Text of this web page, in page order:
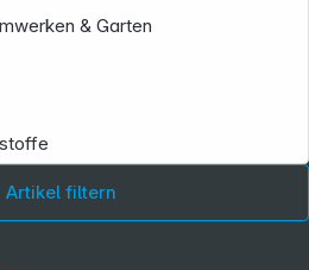
& Garten
Artikel filtern